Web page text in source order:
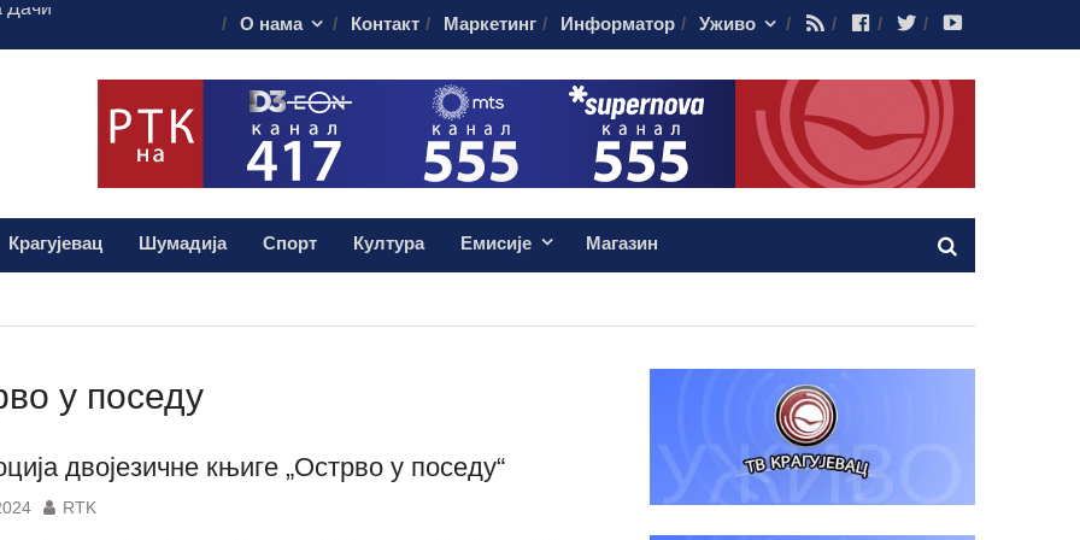
понашања
на Ђачком
свечаности
Земуна без
Дачи“
О нама Контакт Маркетинг Информатор Уживо RSS Facebook
Twitter
Крагујевац Шумадија Спорт Култура Емисије Магазин
у поседу
двојезичне књиге „Острво у поседу“
RTK